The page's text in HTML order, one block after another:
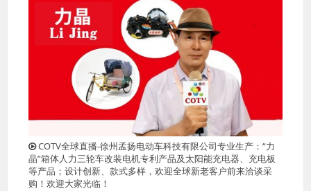
COTV全球直播-徐州孟扬电动车科技有限公司专业生产：“力
晶”箱体人力三轮车改装电机专利产品及太阳能充电器、充电板
等产品；设计创新、款式多样，欢迎全球新老客户前来洽谈采
购！欢迎大家光临！